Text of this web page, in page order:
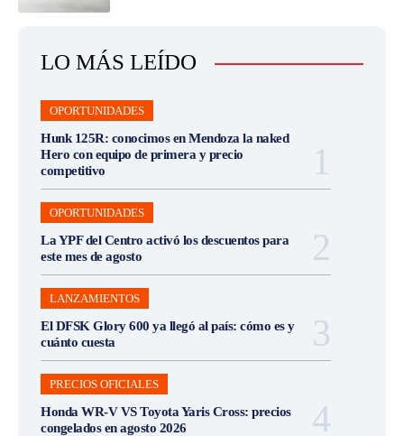
LO MÁS LEÍDO
OPORTUNIDADES
Hunk 125R: conocimos en Mendoza la naked
Hero con equipo de primera y precio
competitivo
OPORTUNIDADES
La YPF del Centro activó los descuentos para
este mes de agosto
LANZAMIENTOS
El DFSK Glory 600 ya llegó al país: cómo es y
cuánto cuesta
PRECIOS OFICIALES
Honda WR-V VS Toyota Yaris Cross: precios
congelados en agosto 2026